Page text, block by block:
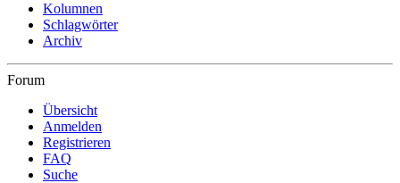
Kolumnen
Schlagwörter
Archiv
Forum
Übersicht
Anmelden
Registrieren
FAQ
Suche